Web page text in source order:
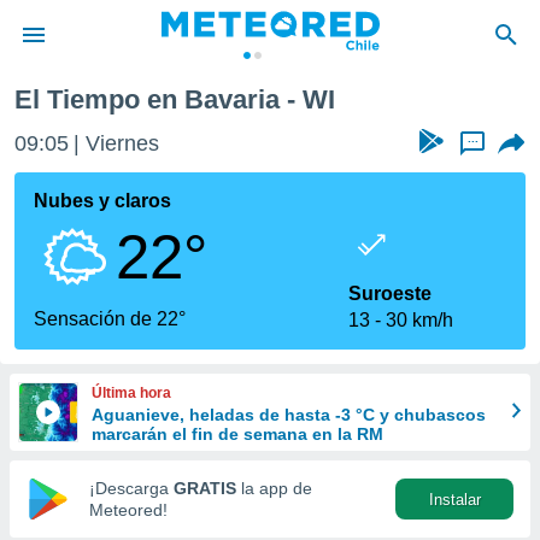
de
por
que se
calidad.
a este
las
y
forma
digital
basada
El Tiempo en Bavaria - WI
09:05 Viernes ...
Nubes y claros
22°
Sensación de 22°
Suroeste
13
30 km/h
Última hora
Aguanieve, heladas de hasta -3 °C y chubascos
marcarán el fin de semana en la RM
¡Descarga GRATIS la app de
Meteored!
Instalar